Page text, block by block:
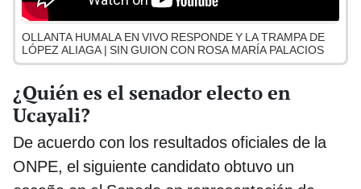
OLLANTA HUMALA EN VIVO RESPONDE Y LA TRAMPA DE
LÓPEZ ALIAGA | SIN GUION CON ROSA MARÍA PALACIOS
¿Quién es el senador electo en
Ucayali?
De acuerdo con los resultados oficiales de la
ONPE, el siguiente candidato obtuvo un